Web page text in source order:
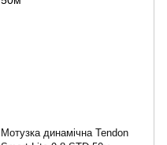
Мотузка динамічна Tendon